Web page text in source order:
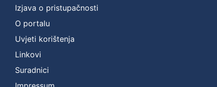
Izjava o pristupačnosti
O portalu
Uvjeti korištenja
Linkovi
Suradnici